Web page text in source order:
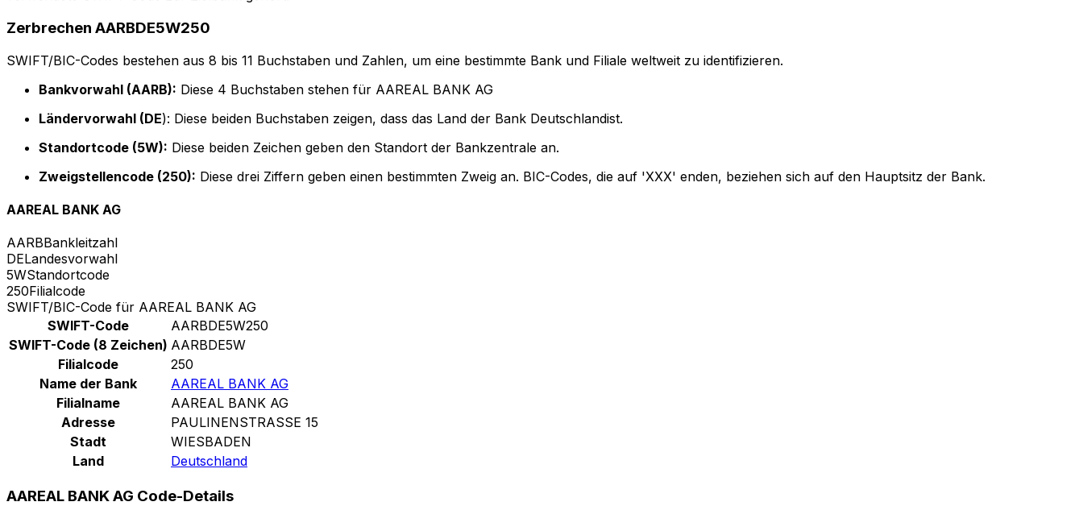
Zerbrechen AARBDE5W250
SWIFT/BIC-Codes bestehen aus 8 bis 11 Buchstaben und Zahlen, um eine bestimmte Bank und Filiale weltweit zu identifizieren.
Bankvorwahl (AARB): Diese 4 Buchstaben stehen für AAREAL BANK AG
Ländervorwahl (DE): Diese beiden Buchstaben zeigen, dass das Land der Bank Deutschlandist.
Standortcode (5W): Diese beiden Zeichen geben den Standort der Bankzentrale an.
Zweigstellencode (250): Diese drei Ziffern geben einen bestimmten Zweig an. BIC-Codes, die auf 'XXX' enden, beziehen sich auf den Hauptsitz der Bank.
AAREAL BANK AG
AARBBankleitzahl
DELandesvorwahl
5WStandortcode
250Filialcode
SWIFT/BIC-Code für AAREAL BANK AG
SWIFT-Code
AARBDE5W250
SWIFT-Code (8 Zeichen) AARBDE5W
Filialcode
250
Name der Bank
AAREAL BANK AG
Filialname
AAREAL BANK AG
Adresse
PAULINENSTRASSE 15
Stadt
WIESBADEN
Land
Deutschland
AAREAL BANK AG Code-Details